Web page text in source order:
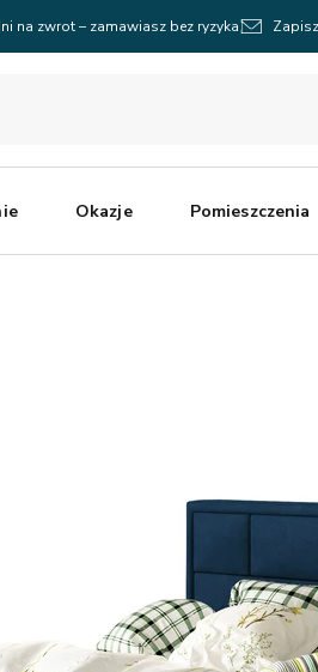
na zwrot – zamawiasz bez ryzyka
Okazje Pomieszczenia